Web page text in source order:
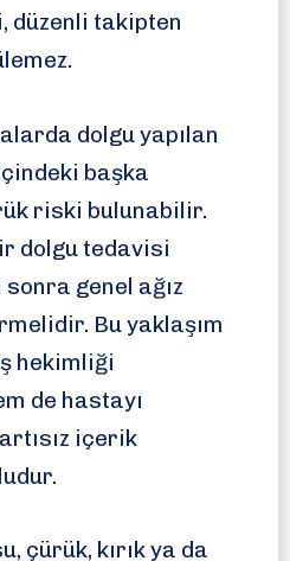
takipten
dolgu yapılan
başka
riski bulunabilir.
dolgu tedavisi
genel ağız
Bu yaklaşım
hekimliği
de hastayı
içerik
çürük, kırık ya da